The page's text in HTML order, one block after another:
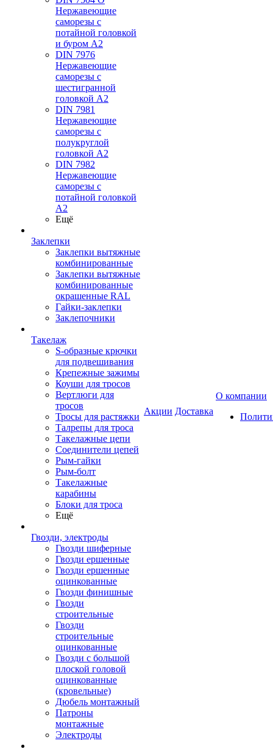
Нержавеющие
саморезы с
потайной головкой
и буром А2
DIN 7976
Нержавеющие
саморезы с
шестигранной
головкой А2
DIN 7981
Нержавеющие
саморезы с
полукруглой
головкой А2
DIN 7982
Нержавеющие
саморезы с
потайной головкой
А2
Ещё
Заклепки
Заклепки вытяжные
комбинированные
Заклепки вытяжные
комбинированные
окрашенные RAL
Гайки-заклепки
Заклепочники
Такелаж
S-образные крючки
для подвешивания
Крепежные зажимы
Коуши для тросов
Вертлюги для
тросов
Тросы для растяжки
Талрепы для троса
Такелажные цепи
Соединители цепей
Рым-гайки
Рым-болт
Такелажные
карабины
Блоки для троса
Ещё
Гвозди, электроды
Гвозди шиферные
Гвозди ершенные
Гвозди ершенные
оцинкованные
Гвозди финишные
Гвозди
строительные
Гвозди
строительные
оцинкованные
Гвозди с большой
плоской головой
оцинкованные
(кровельные)
Дюбель монтажный
Патроны
монтажные
Электроды
Акции Доставка
О компании